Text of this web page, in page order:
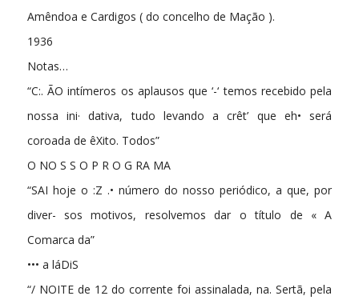
Amêndoa e Cardigos ( do concelho de Mação ).
1936
Notas…
“C:. ÃO intímeros os aplausos que ‘-‘ temos recebido pela
nossa ini· dativa, tudo levando a crêt’ que eh• será
coroada de êXito. Todos”
O NO S S O P R O G RA MA
“SAI hoje o :Z .• número do nosso periódico, a que, por
diver- sos motivos, resolvemos dar o título de « A
Comarca da”
••• a láDiS
“/ NOITE de 12 do corrente foi assinalada, na. Sertã, pela